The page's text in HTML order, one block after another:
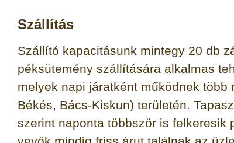
Szállítás
Szállító kapacitásunk mintegy 20 db
péksütemény szállítására alkalmas
melyek napi járatként működnek több
Békés, Bács-Kiskun) területén.
szerint naponta többször is felkeresik